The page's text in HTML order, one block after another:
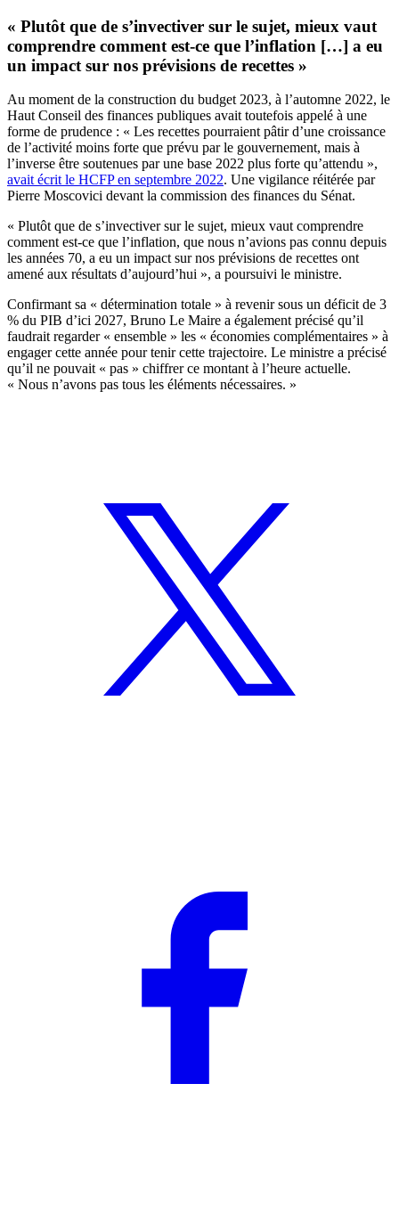
« Plutôt que de s’invectiver sur le sujet, mieux vaut
comprendre comment est-ce que l’inflation […] a eu
un impact sur nos prévisions de recettes »
Au moment de la construction du budget 2023, à l’automne 2022, le
Haut Conseil des finances publiques avait toutefois appelé à une
forme de prudence : « Les recettes pourraient pâtir d’une croissance
de l’activité moins forte que prévu par le gouvernement, mais à
l’inverse être soutenues par une base 2022 plus forte qu’attendu »,
avait écrit le HCFP en septembre 2022. Une vigilance réitérée par
Pierre Moscovici devant la commission des finances du Sénat.
« Plutôt que de s’invectiver sur le sujet, mieux vaut comprendre
comment est-ce que l’inflation, que nous n’avions pas connu depuis
les années 70, a eu un impact sur nos prévisions de recettes ont
amené aux résultats d’aujourd’hui », a poursuivi le ministre.
Confirmant sa « détermination totale » à revenir sous un déficit de 3
% du PIB d’ici 2027, Bruno Le Maire a également précisé qu’il
faudrait regarder « ensemble » les « économies complémentaires » à
engager cette année pour tenir cette trajectoire. Le ministre a précisé
qu’il ne pouvait « pas » chiffrer ce montant à l’heure actuelle.
« Nous n’avons pas tous les éléments nécessaires. »